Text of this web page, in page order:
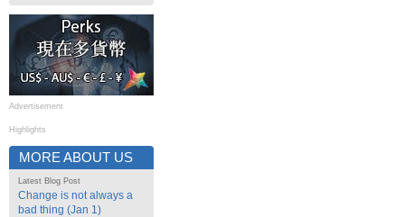
Advertisement
Highlights
MORE ABOUT US
Latest Blog Post
Change is not always a
bad thing (Jan 1)